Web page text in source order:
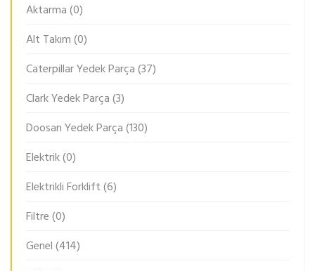
Aktarma(0)
Alt Takım(0)
Caterpillar Yedek Parça(37)
Clark Yedek Parça(3)
Doosan Yedek Parça(130)
Elektrik(0)
Elektrikli Forklift(6)
Filtre(0)
Genel(414)